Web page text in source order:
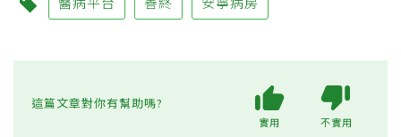
這篇文章對你有幫助嗎?
實用 不實用